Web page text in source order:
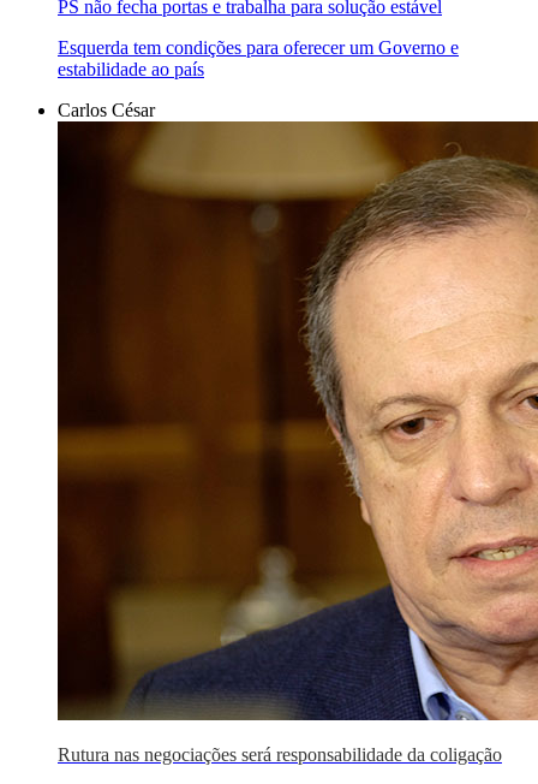
PS não fecha portas e trabalha para solução estável
Esquerda tem condições para oferecer um Governo e
estabilidade ao país
Carlos César
Rutura nas negociações será responsabilidade da coligação